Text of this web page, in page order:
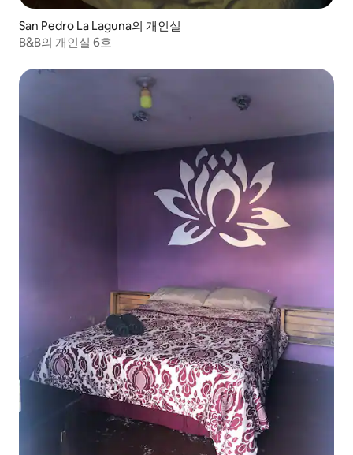
San Pedro La Laguna의 개인실
B&B의 개인실 6호